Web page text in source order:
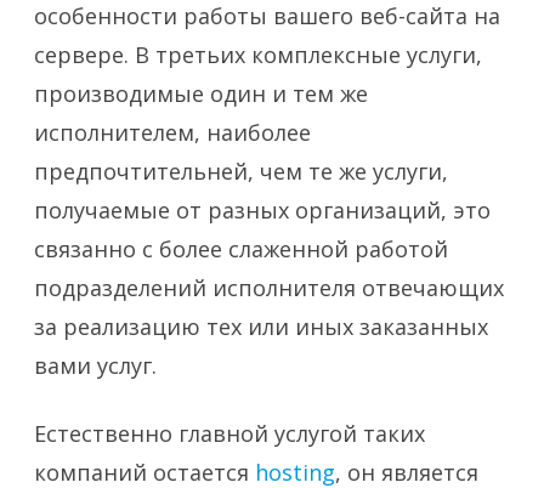
особенности работы вашего веб-сайта на
сервере. В третьих комплексные услуги,
производимые один и тем же
исполнителем, наиболее
предпочтительней, чем те же услуги,
получаемые от разных организаций, это
связанно с более слаженной работой
подразделений исполнителя отвечающих
за реализацию тех или иных заказанных
вами услуг.
Естественно главной услугой таких
компаний остается hosting, он является